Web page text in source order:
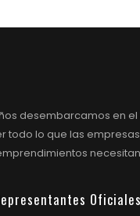
desembarcamos en
todo lo que las
Oficiales